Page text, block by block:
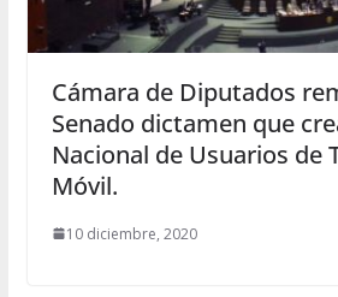
Cámara de Diputados
Senado dictamen que
Nacional de Usuarios de
Móvil.
10 diciembre, 2020